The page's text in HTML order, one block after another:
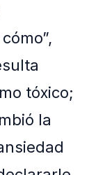
tóxico;
la